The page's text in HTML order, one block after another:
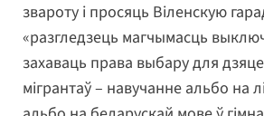
звароту і просяць Віленскую
«разгледзець магчымасць
захаваць права выбару для
мігрантаў – навучанне альбо на